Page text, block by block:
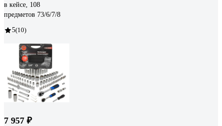
в кейсе, 108
предметов 73/6/7/8
5(10)
7 957 ₽